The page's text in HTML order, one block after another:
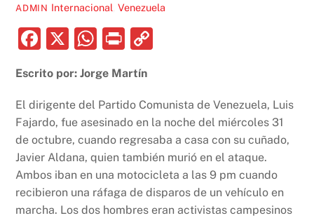
ADMIN Internacional Venezuela
F
c
e
b
o
o
k
X
W
at
s
A
p
p
P
nt
y
Li
n
k
Escrito por: Jorge Martín
El dirigente del Partido Comunista de Venezuela, Luis
Fajardo, fue asesinado en la noche del miércoles 31
de octubre, cuando regresaba a casa con su cuñado,
Javier Aldana, quien también murió en el ataque.
Ambos iban en una motocicleta a las 9 pm cuando
recibieron una ráfaga de disparos de un vehículo en
marcha. Los dos hombres eran activistas campesinos